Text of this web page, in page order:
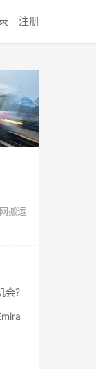
注册
搬运
？